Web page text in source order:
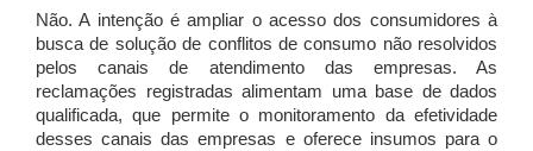
Não. A intenção é ampliar o acesso dos consumidores à
busca de solução de conflitos de consumo não resolvidos
pelos canais de atendimento das empresas. As
reclamações registradas alimentam uma base de dados
qualificada, que permite o monitoramento da efetividade
desses canais das empresas e oferece insumos para o